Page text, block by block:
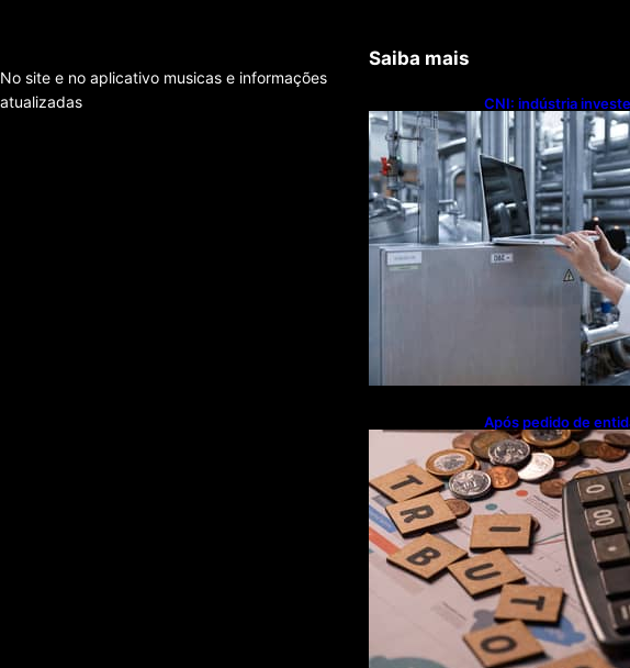
No site e no aplicativo musicas e informações
atualizadas
Saiba mais
CNI: indústria
novas, mas
tecnológica avança
Após pedido de
empresariais,
regras da Reforma